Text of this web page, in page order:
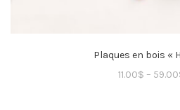
Plaques en bois «
11.00$ – 59.00